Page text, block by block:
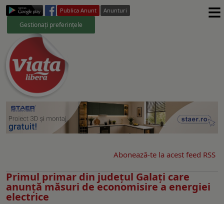
Publica Anunt Anunturi
Gestionați preferințele ≡
Abonează-te la acest feed RSS
Primul primar din judeţul Galaţi care
anunţă măsuri de economisire a energiei
electrice